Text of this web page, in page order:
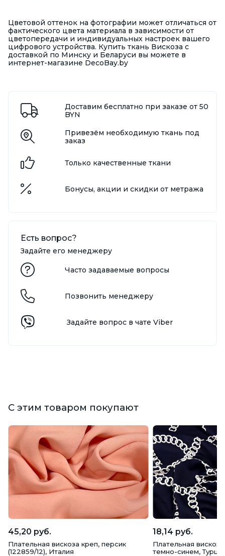
Цветовой оттенок на фотографии может отличаться от
фактического цвета материала в зависимости от
цветопередачи и индивидуальных настроек вашего
цифрового устройства. Купить ткань Вискоза с
доставкой по Минску и Беларуси вы можете в
интернет-магазине DecoBay.by
Доставим бесплатно при заказе от 50
BYN
Привезём необходимую ткань под
заказ
Только качественные ткани
Бонусы, акции и скидки от метража
Есть вопрос?
Задайте его менеджеру
Часто задаваемые вопросы
Позвонить менеджеру
Задайте вопрос в чате Viber
С этим товаром покупают
45,20 руб.
Плательная вискоза креп, персик
(122859/12), Италия
18,14 руб.
Плательная
темно-синем,